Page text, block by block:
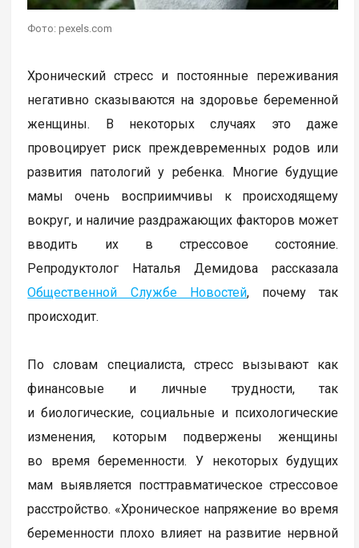
Фото: pexels.com
Хронический стресс и постоянные переживания
негативно сказываются на здоровье беременной
женщины. В некоторых случаях это даже
провоцирует риск преждевременных родов или
развития патологий у ребенка. Многие будущие
мамы очень восприимчивы к происходящему
вокруг, и наличие раздражающих факторов может
вводить их в стрессовое состояние.
Репродуктолог Наталья Демидова рассказала
Общественной Службе Новостей, почему так
происходит.
По словам специалиста, стресс вызывают как
финансовые и личные трудности, так
и биологические, социальные и психологические
изменения, которым подвержены женщины
во время беременности. У некоторых будущих
мам выявляется посттравматическое стрессовое
расстройство. «Хроническое напряжение во время
беременности плохо влияет на развитие нервной